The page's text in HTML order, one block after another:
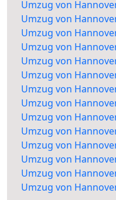
Umzug von
Umzug von
Umzug von
Umzug von
Umzug von
Umzug von
Umzug von
Umzug von
Umzug von
Umzug von
Umzug von
Umzug von
Umzug von
Umzug von